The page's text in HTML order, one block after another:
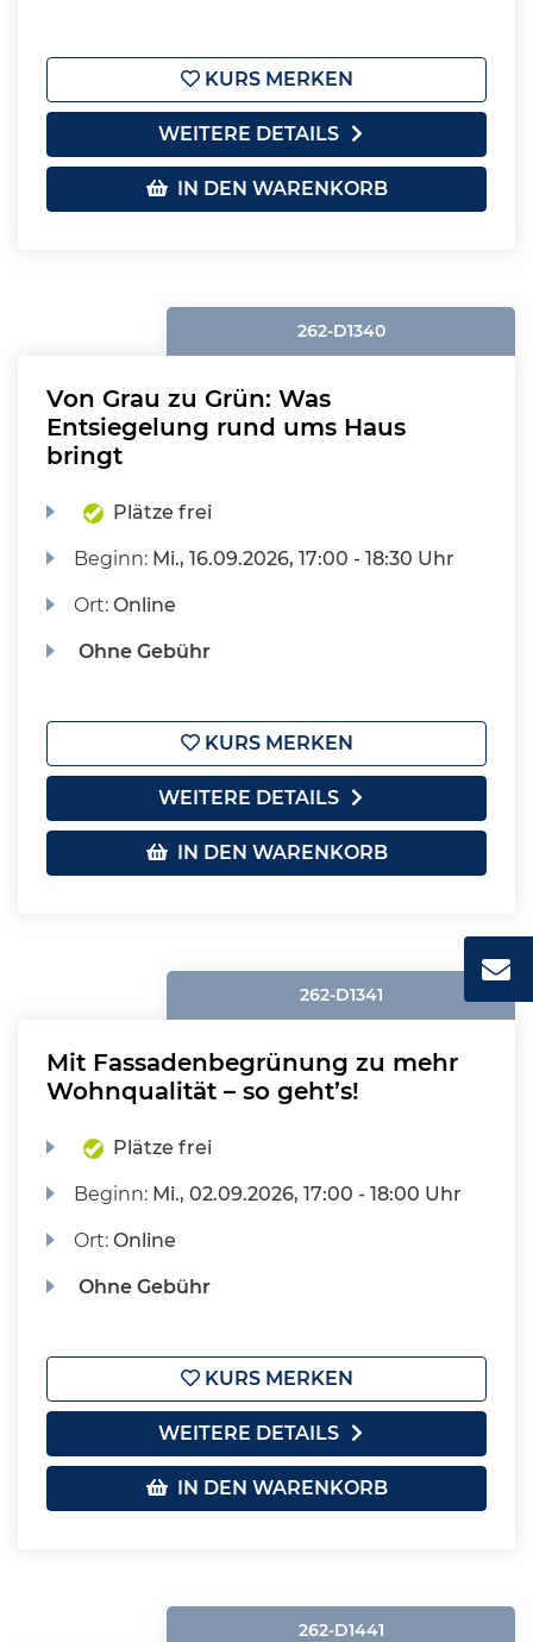
KURS MERKEN
WEITERE DETAILS
IN DEN WARENKORB
262-D1340
Von Grau zu Grün: Was
Entsiegelung rund ums Haus
bringt
Plätze frei
Beginn: Mi., 16.09.2026, 17:00 - 18:30 Uhr
Ort:Online
Ohne Gebühr
KURS MERKEN
WEITERE DETAILS
IN DEN WARENKORB
262-D1341
Mit Fassadenbegrünung zu mehr
Wohnqualität – so geht’s!
Plätze frei
Beginn: Mi., 02.09.2026, 17:00 - 18:00 Uhr
Ort:Online
Ohne Gebühr
KURS MERKEN
WEITERE DETAILS
IN DEN WARENKORB
262-D1441